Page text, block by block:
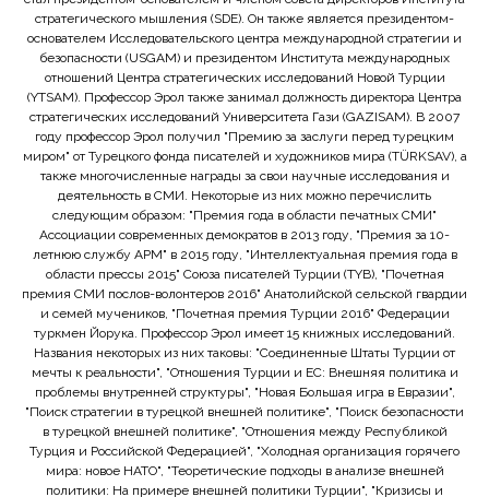
стратегического мышления (SDE). Он также является президентом-
основателем Исследовательского центра международной стратегии и
безопасности (USGAM) и президентом Института международных
отношений Центра стратегических исследований Новой Турции
(YTSAM). Профессор Эрол также занимал должность директора Центра
стратегических исследований Университета Гази (GAZISAM). В 2007
году профессор Эрол получил "Премию за заслуги перед турецким
миром" от Турецкого фонда писателей и художников мира (TÜRKSAV), а
также многочисленные награды за свои научные исследования и
деятельность в СМИ. Некоторые из них можно перечислить
следующим образом: "Премия года в области печатных СМИ"
Ассоциации современных демократов в 2013 году, "Премия за 10-
летнюю службу APM" в 2015 году, "Интеллектуальная премия года в
области прессы 2015" Союза писателей Турции (TYB), "Почетная
премия СМИ послов-волонтеров 2016" Анатолийской сельской гвардии
и семей мучеников, "Почетная премия Турции 2016" Федерации
туркмен Йорука. Профессор Эрол имеет 15 книжных исследований.
Названия некоторых из них таковы: "Соединенные Штаты Турции от
мечты к реальности", "Отношения Турции и ЕС: Внешняя политика и
проблемы внутренней структуры", "Новая Большая игра в Евразии",
"Поиск стратегии в турецкой внешней политике", "Поиск безопасности
в турецкой внешней политике", "Отношения между Республикой
Турция и Российской Федерацией", "Холодная организация горячего
мира: новое НАТО", "Теоретические подходы в анализе внешней
политики: На примере внешней политики Турции", "Кризисы и